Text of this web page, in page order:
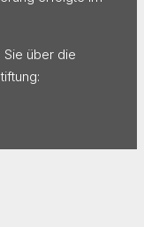
über die